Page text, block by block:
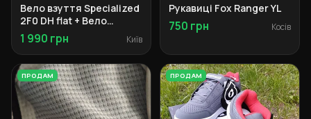
Вело взуття Specialized
2F0 DH flat + Вело
взуття Specialized 2F0
DH clip
1 990 грн Київ
Рукавиці Fox Ranger YL
750 грн Косів
ПРОДАМ ПРОДАМ